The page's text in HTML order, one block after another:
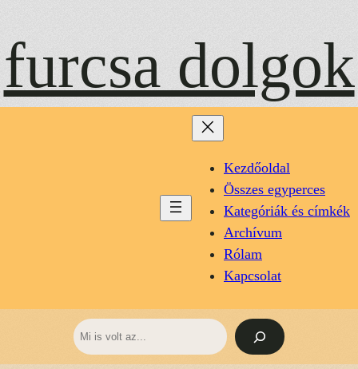
tartalomhoz
furcsa dolgok
Kezdőoldal
Összes egyperces
Kategóriák és címkék
Archívum
Rólam
Kapcsolat
Keresés